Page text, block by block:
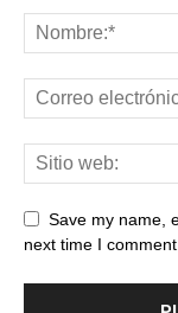
Save my name,
next time I comment.